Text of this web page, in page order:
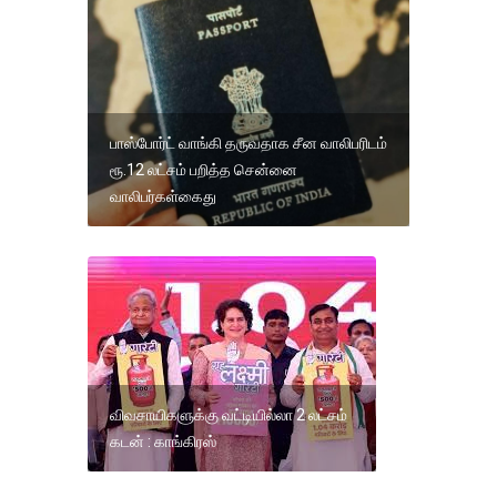
பாஸ்போர்ட் வாங்கி தருவதாக சீன வாலிபரிடம்
ரூ.12 லட்சம் பறித்த சென்னை
வாலிபர்கள்கைது
விவசாயிகளுக்கு வட்டியில்லா 2 லட்சம்
கடன் : காங்கிரஸ்